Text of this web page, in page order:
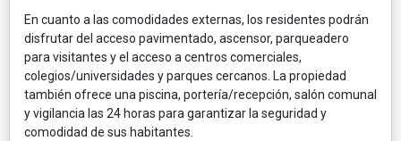
En cuanto a las comodidades externas, los residentes podrán
disfrutar del acceso pavimentado, ascensor, parqueadero
para visitantes y el acceso a centros comerciales,
colegios/universidades y parques cercanos. La propiedad
también ofrece una piscina, portería/recepción, salón comunal
y vigilancia las 24 horas para garantizar la seguridad y
comodidad de sus habitantes.